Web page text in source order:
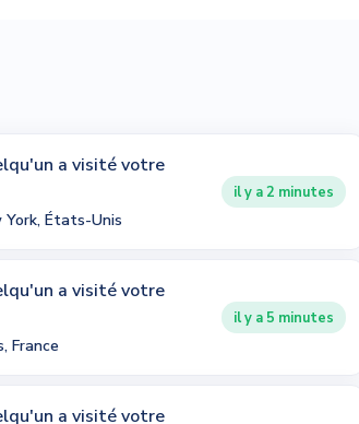
a visité votre
York, États-Unis
il y a 2 minutes
a visité votre
France
il y a 5 minutes
a visité votre